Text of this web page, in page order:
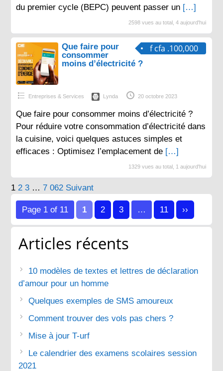
du premier cycle (BEPC) peuvent passer un […]
2598 vues au total, 4 aujourd'hui
f cfa .100,000
Que faire pour
consommer
moins d’électricité ?
Entreprises & Services Lynda 20 octobre 2023
Que faire pour consommer moins d’électricité ?
Pour réduire votre consommation d’électricité dans
la cuisine, voici quelques astuces simples et
efficaces : Optimisez l’emplacement de […]
1329 vues au total, 1 aujourd'hui
Pagination
des
publications
1 2 3 … 7 062 Suivant
Page 1 of 11 1 2 3 … 11 ››
Articles récents
10 modèles de textes et lettres de déclaration
d’amour pour un homme
Quelques exemples de SMS amoureux
Comment trouver des vols pas chers ?
Mise à jour T-urf
Le calendrier des examens scolaires session
2021